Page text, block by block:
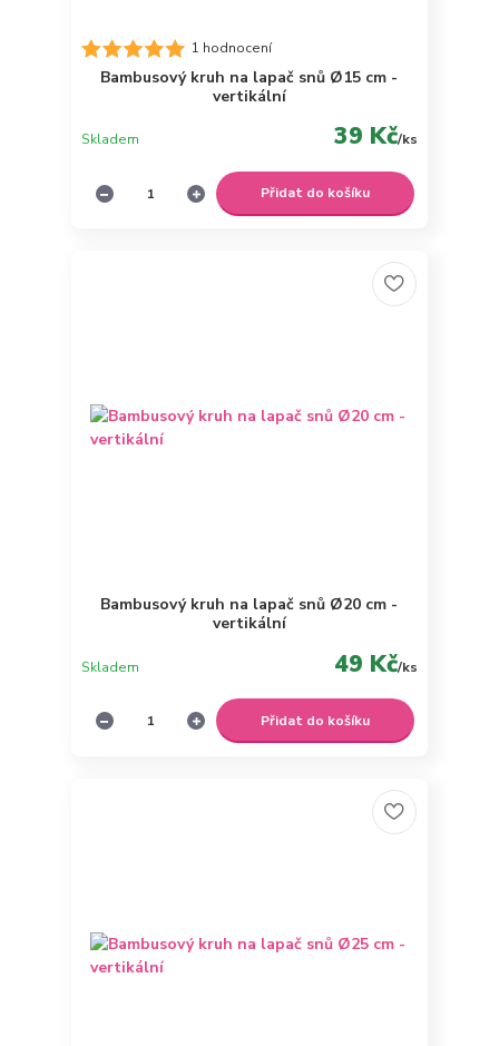
1 hodnocení
Bambusový kruh na lapač snů Ø15 cm -
vertikální
39 Kč/ks
Skladem
Přidat do košíku
Bambusový kruh na lapač snů Ø20 cm -
vertikální
49 Kč/ks
Skladem
Přidat do košíku